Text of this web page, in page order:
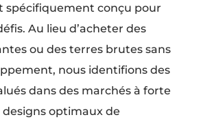
spécifiquement conçu pour
Au lieu d’acheter des
ou des terres brutes sans
nous identifions des
dans des marchés à forte
designs optimaux de